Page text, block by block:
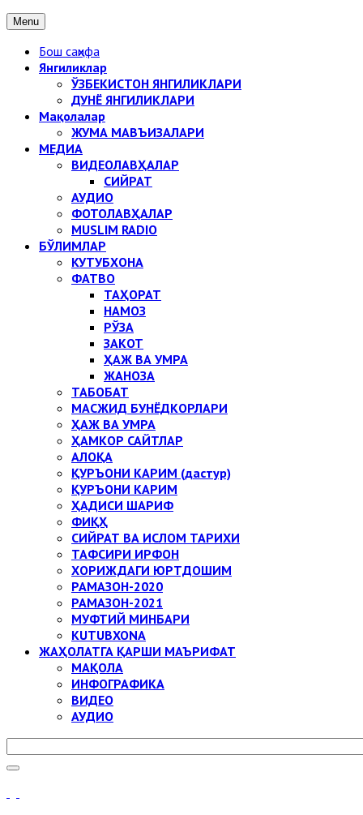
Menu
Бош саҳифа
Янгиликлар
ЎЗБЕКИСТОН ЯНГИЛИКЛАРИ
ДУНЁ ЯНГИЛИКЛАРИ
Мақолалар
ЖУМА МАВЪИЗАЛАРИ
МЕДИА
ВИДЕОЛАВҲАЛАР
СИЙРАТ
АУДИО
ФОТОЛАВҲАЛАР
MUSLIM RADIO
БЎЛИМЛАР
КУТУБХОНА
ФАТВО
ТАҲОРАТ
НАМОЗ
РЎЗА
ЗАКОТ
ҲАЖ ВА УМРА
ЖАНОЗА
ТАБОБАТ
МАСЖИД БУНЁДКОРЛАРИ
ҲАЖ ВА УМРА
ҲАМКОР САЙТЛАР
АЛОҚА
ҚУРЪОНИ КАРИМ (дастур)
ҚУРЪОНИ КАРИМ
ҲАДИСИ ШАРИФ
ФИҚҲ
СИЙРАТ ВА ИСЛОМ ТАРИХИ
ТАФСИРИ ИРФОН
ХОРИЖДАГИ ЮРТДОШИМ
РАМАЗОН-2020
РАМАЗОН-2021
МУФТИЙ МИНБАРИ
KUTUBXONA
ЖАҲОЛАТГА ҚАРШИ МАЪРИФАТ
МАҚОЛА
ИНФОГРАФИКА
ВИДЕО
АУДИО